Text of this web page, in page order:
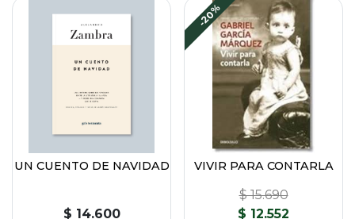
UN CUENTO DE NAVIDAD
$ 14.600
-20%
VIVIR PARA CONTARLA
$ 15.690
$ 12.552